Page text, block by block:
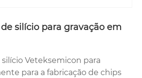
silício para gravação em
Veteksemicon para
para a fabricação de chips